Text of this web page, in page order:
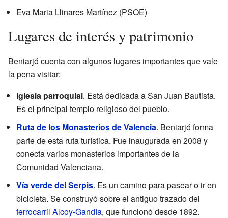
Eva Maria Llinares Martínez (PSOE)
Lugares de interés y patrimonio
Beniarjó cuenta con algunos lugares importantes que vale
la pena visitar:
Iglesia parroquial. Está dedicada a San Juan Bautista.
Es el principal templo religioso del pueblo.
Ruta de los Monasterios de Valencia. Beniarjó forma
parte de esta ruta turística. Fue inaugurada en 2008 y
conecta varios monasterios importantes de la
Comunidad Valenciana.
Vía verde del Serpis. Es un camino para pasear o ir en
bicicleta. Se construyó sobre el antiguo trazado del
ferrocarril Alcoy-Gandía, que funcionó desde 1892.